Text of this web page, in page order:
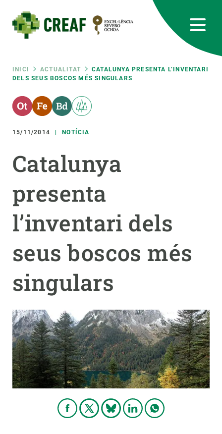
contingut
Fil
d'ariadna
INICI ACTUALITAT
CATALUNYA PRESENTA L’INVENTARI
DELS SEUS BOSCOS MÉS SINGULARS
15/11/2014 NOTÍCIA
Catalunya
presenta
l’inventari dels
seus boscos més
singulars
RRSS
Featured
responsive
INTRANET
Responsive
menu
RECERCA
CIÈNCIA EN ACCIÓ
UNEIX-TE A NOSALTRES